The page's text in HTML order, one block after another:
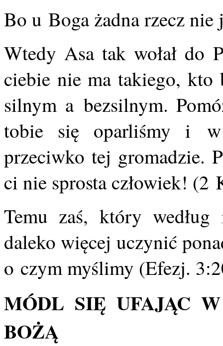
Bo u Boga żadna rzecz
Wtedy Asa tak wołał do
ciebie nie ma takiego, kto
silnym a bezsilnym.
tobie się oparliśmy i
przeciwko tej gromadzie.
ci nie sprosta człowiek! (2
Temu zaś, który
daleko więcej uczynić
o czym myślimy (Efezj.
MÓDL SIĘ UFAJĄC
BOŻĄ